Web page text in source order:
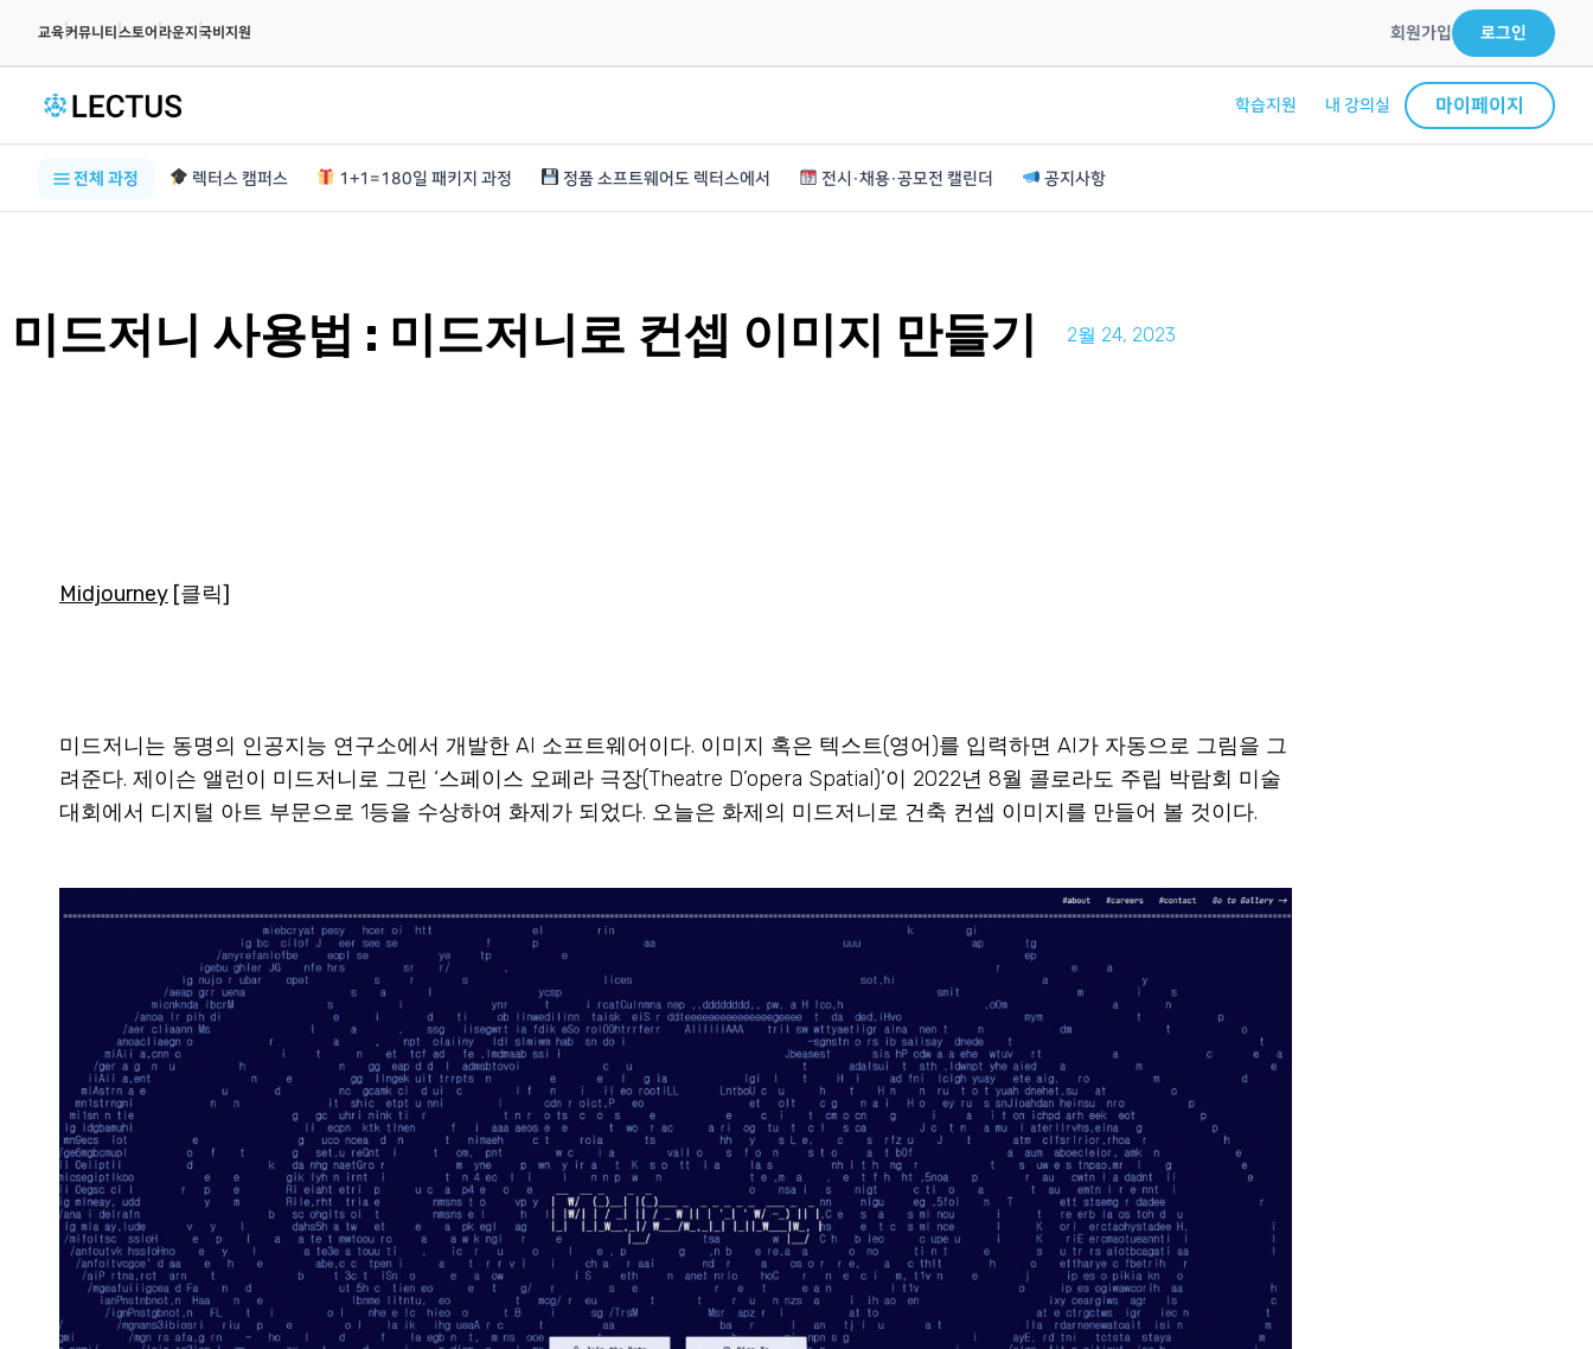
교육|커뮤니티 |스토어 |라운지 |국비지원 회원가입 로그인
학습지원 내 강의실 마이페이지
전체 과정 렉터스 캠퍼스 1+1=180일 패키지 과정 정품 소프트웨어도 렉터스에서 전시·채용·공모전 캘린더 공지사항
미드저니 사용법 : 미드저니로 컨셉 이미지 만들기 2월 24, 2023
Midjourney [클릭]
미드저니는 동명의 인공지능 연구소에서 개발한 AI 소프트웨어이다. 이미지 혹은 텍스트(영어)를 입력하면 AI가 자동으로 그림을 그
려준다. 제이슨 앨런이 미드저니로 그린 ‘스페이스 오페라 극장(Theatre D’opera Spatial)’이 2022년 8월 콜로라도 주립 박람회 미술
대회에서 디지털 아트 부문으로 1등을 수상하여 화제가 되었다. 오늘은 화제의 미드저니로 건축 컨셉 이미지를 만들어 볼 것이다.